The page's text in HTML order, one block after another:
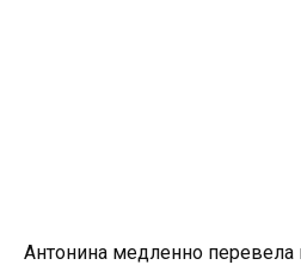
Антонина медленно перевела